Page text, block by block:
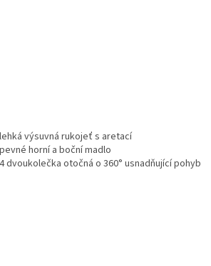
výsuvná rukojeť s aretací
horní a boční madlo
dvoukolečka otočná o 360° usnadňující pohyb